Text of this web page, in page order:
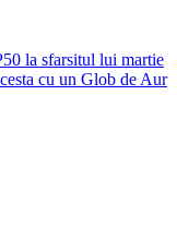
la sfarsitul lui martie
cu un Glob de Aur